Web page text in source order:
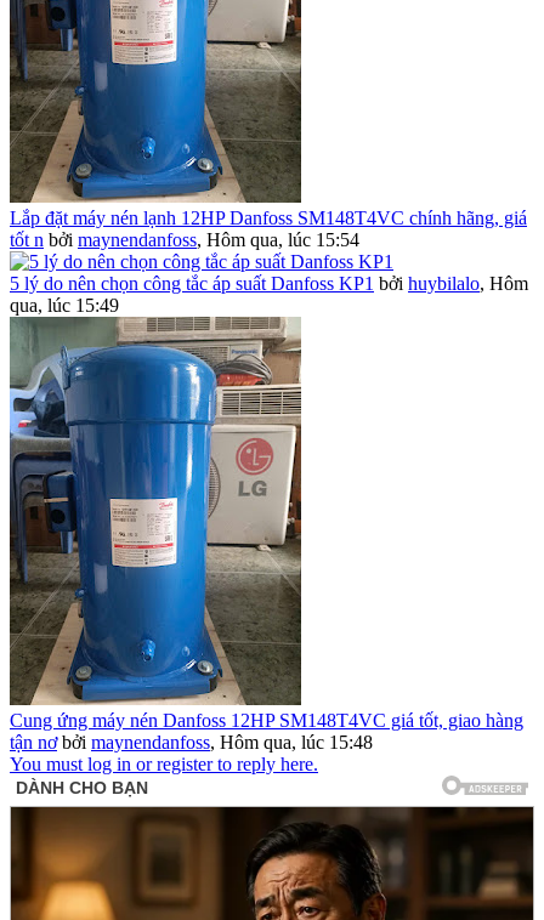
Lắp đặt máy nén lạnh 12HP Danfoss SM148T4VC chính hãng, giá
tốt n bởi maynendanfoss, Hôm qua, lúc 15:54
5 lý do nên chọn công tắc áp suất Danfoss KP1 bởi huybilalo, Hôm
qua, lúc 15:49
Cung ứng máy nén Danfoss 12HP SM148T4VC giá tốt, giao hàng
tận nơ bởi maynendanfoss, Hôm qua, lúc 15:48
You must log in or register to reply here.